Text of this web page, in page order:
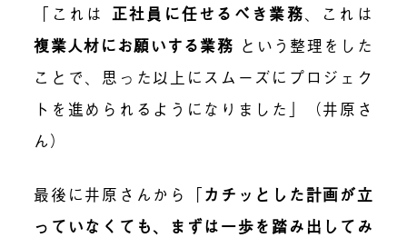
「これは 正社員に任せるべき業務、これは
複業人材にお願いする業務 という整理をした
ことで、思った以上にスムーズにプロジェク
トを進められるようになりました」（井原さ
ん）
最後に井原さんから「カチッとした計画が立
っていなくても、まずは一歩を踏み出してみ